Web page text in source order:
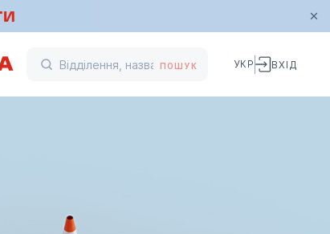
ПОШУК УКР ВХІД